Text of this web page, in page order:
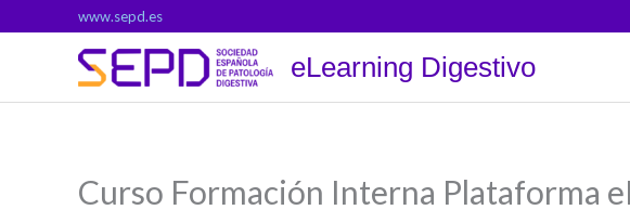
www.sepd.es
eLearning Digestivo
Curso Formación Interna Plataforma